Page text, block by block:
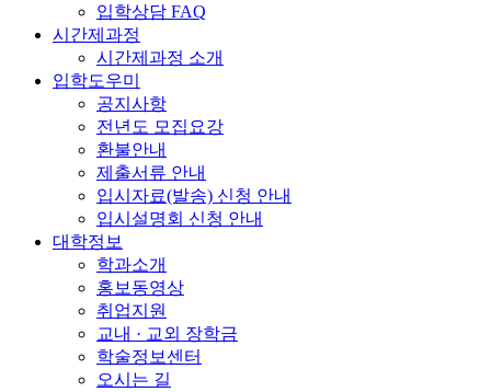
입학상담 FAQ
시간제과정
시간제과정 소개
입학도우미
공지사항
전년도 모집요강
환불안내
제출서류 안내
입시자료(발송) 신청 안내
입시설명회 신청 안내
대학정보
학과소개
홍보동영상
취업지원
교내 · 교외 장학금
학술정보센터
오시는 길